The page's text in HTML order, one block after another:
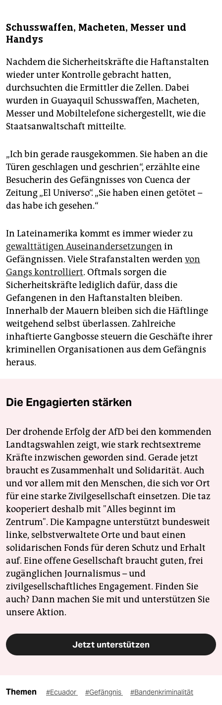
Schusswaffen, Macheten, Messer und
Handys
Nachdem die Sicherheitskräfte die Haftanstalten
wieder unter Kontrolle gebracht hatten,
durchsuchten die Ermittler die Zellen. Dabei
wurden in Guayaquil Schusswaffen, Macheten,
Messer und Mobiltelefone sichergestellt, wie die
Staatsanwaltschaft mitteilte.
„Ich bin gerade rausgekommen. Sie haben an die
Türen geschlagen und geschrien“, erzählte eine
Besucherin des Gefängnisses von Cuenca der
Zeitung „El Universo“. „Sie haben einen getötet –
das habe ich gesehen.“
In Lateinamerika kommt es immer wieder zu
gewalttätigen Auseinandersetzungen in
Gefängnissen. Viele Strafanstalten werden von
Gangs kontrolliert. Oftmals sorgen die
Sicherheitskräfte lediglich dafür, dass die
Gefangenen in den Haftanstalten bleiben.
Innerhalb der Mauern bleiben sich die Häftlinge
weitgehend selbst überlassen. Zahlreiche
inhaftierte Gangbosse steuern die Geschäfte ihrer
kriminellen Organisationen aus dem Gefängnis
heraus.
Die Engagierten stärken
Der drohende Erfolg der AfD bei den kommenden
Landtagswahlen zeigt, wie stark rechtsextreme
Kräfte inzwischen geworden sind. Gerade jetzt
braucht es Zusammenhalt und Solidarität. Auch
und vor allem mit den Menschen, die sich vor Ort
für eine starke Zivilgesellschaft einsetzen. Die taz
kooperiert deshalb mit "Alles beginnt im
Zentrum". Die Kampagne unterstützt bundesweit
linke, selbstverwaltete Orte und baut einen
solidarischen Fonds für deren Schutz und Erhalt
auf. Eine offene Gesellschaft braucht guten, frei
zugänglichen Journalismus – und
zivilgesellschaftliches Engagement. Finden Sie
auch? Dann machen Sie mit und unterstützen Sie
unsere Aktion.
Jetzt unterstützen
Themen #Ecuador #Gefängnis #Bandenkriminalität